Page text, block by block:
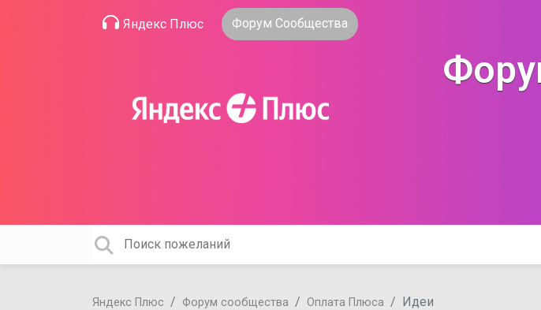
Яндекс Плюс Форум Сообщества
Яндекс Плюс Форум сообщества Оплата Плюса Идеи